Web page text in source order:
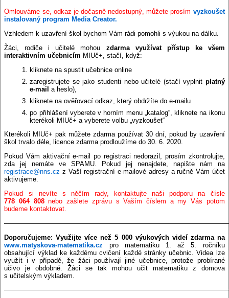
Omlouváme se, odkaz je dočasně nedostupný, můžete prosím vyzkoušet
instalovaný program Media Creator.
Vzhledem k uzavření škol bychom Vám rádi pomohli s výukou na dálku.
Žáci, rodiče i učitelé mohou zdarma využívat přístup ke všem
interaktivním učebnicím MIUč+, stačí, když:
kliknete na spustit učebnice online
zaregistrujete se jako studenti nebo učitelé (stačí vyplnit platný
e-mail a heslo),
kliknete na ověřovací odkaz, který obdržíte do e-mailu
po přihlášení vyberete v horním menu „katalog“, kliknete na ikonu
kterékoli MIUč+ a vyberete volbu „vyzkoušet“
Kterékoli MIUč+ pak můžete zdarma používat 30 dní, pokud by uzavření
škol trvalo déle, licence zdarma prodloužíme do 30. 6. 2020.
Pokud Vám aktivační e-mail po registraci nedorazil, prosím zkontrolujte,
zda jej nemáte ve SPAMU. Pokud jej nenajdete, napište nám na
registrace@nns.cz z Vaší registrační e-mailové adresy a ručně Vám účet
aktivujeme.
Pokud si nevíte s něčím rady, kontaktujte naši podporu na čísle
778 064 808nebo zašlete zprávu s Vaším číslem a my Vás potom
budeme kontaktovat.
Doporučujeme: Využijte více než 5 000 výukových videí zdarma na
www.matyskova-matematika.cz pro matematiku 1. až 5. ročníku
obsahující výklad ke každému cvičení každé stránky učebnic. Videa lze
využít i v případě, že žáci používají jiné učebnice, protože probírané
učivo je obdobné. Žáci se tak mohou učit matematiku z domova
s učitelským výkladem.